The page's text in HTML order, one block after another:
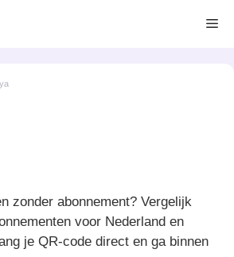
zonder abonnement? Vergelijk
voor Nederland en
je QR-code direct en ga binnen